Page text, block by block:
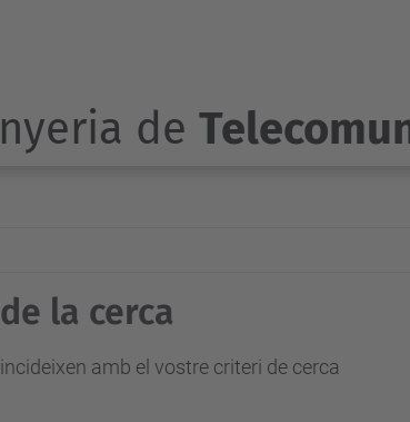
de
la cerca
amb el vostre criteri de cerca